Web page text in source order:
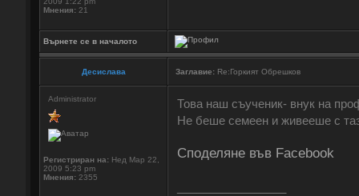
Мнения: 21
Върнете се в началото
Десислава Заглавие: Re:Горкият Обрешков
Administrator
Регистриран на: Нед Мар 22,
2009 5:23 pm
Мнения: 2355
Това наш съученик- внук на
Не беше семеен и живееше с
Споделяне във Facebook